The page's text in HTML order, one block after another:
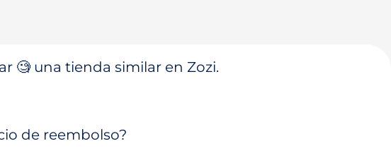
🧐 una tienda similar en Zozi.
de reembolso?